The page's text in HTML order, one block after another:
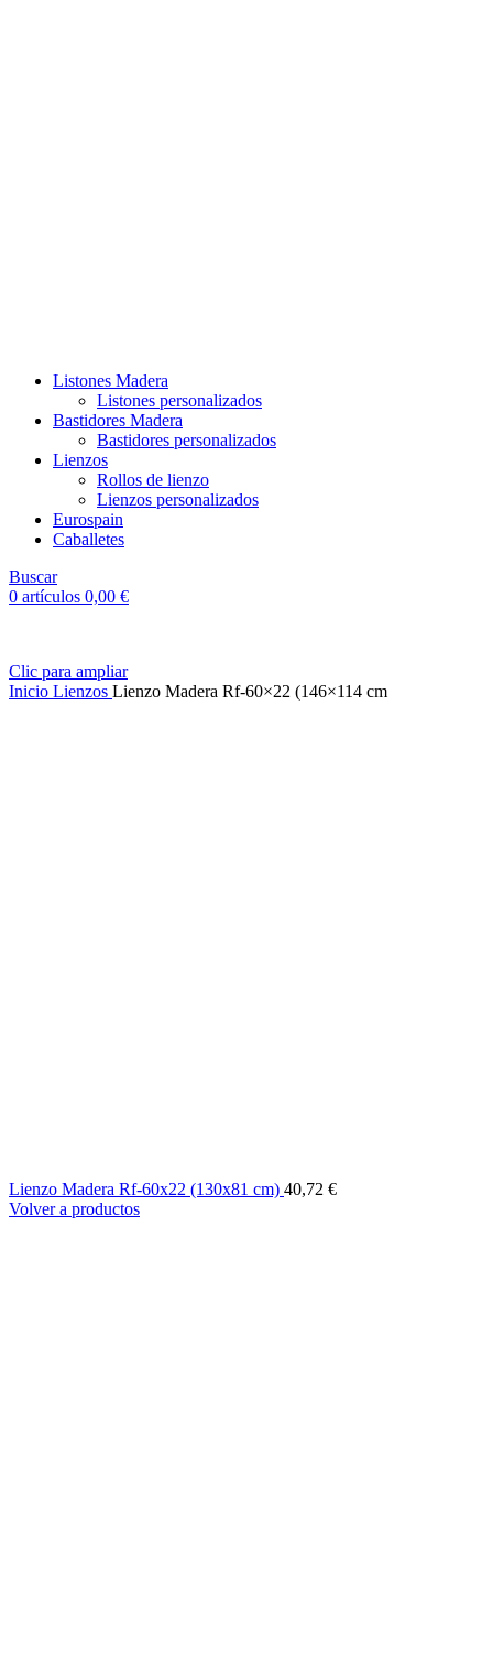
Listones Madera
Listones personalizados
Bastidores Madera
Bastidores personalizados
Lienzos
Rollos de lienzo
Lienzos personalizados
Eurospain
Caballetes
Buscar
0 artículos 0,00 €
Clic para ampliar
Inicio Lienzos Lienzo Madera Rf-60×22 (146×114 cm
Lienzo Madera Rf-60x22 (130x81 cm) 40,72 €
Volver a productos